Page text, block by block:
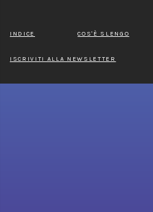
INDICE COS'È SLENGO
ISCRIVITI ALLA NEWSLETTER